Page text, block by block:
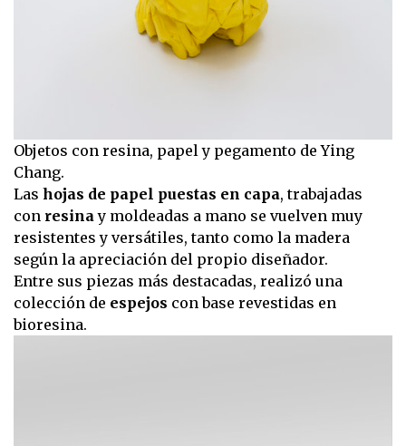
Objetos con resina, papel y pegamento de Ying
Chang.
Las hojas de papel puestas en capa, trabajadas
con resinay moldeadas a mano se vuelven muy
resistentes y versátiles, tanto como la madera
según la apreciación del propio diseñador.
Entre sus piezas más destacadas, realizó una
colección de espejos con base revestidas en
bioresina.